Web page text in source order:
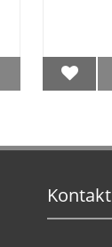
Kontakt